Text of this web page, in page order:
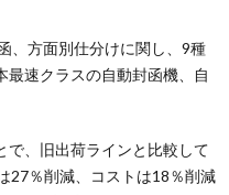
、方面別仕分けに関し、9種
速クラスの自動封函機、自
で、旧出荷ラインと比較して
27％削減、コストは18％削減